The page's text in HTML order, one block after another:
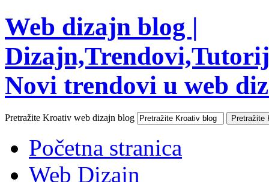
Web dizajn blog |
Novi trendovi u web
Pretražite Kroativ web dizajn blog
Početna stranica
Web Dizajn